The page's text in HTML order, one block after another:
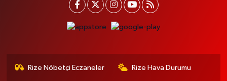
Rize Nöbetçi Eczaneler Rize Hava Durumu